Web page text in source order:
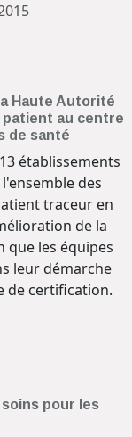
Haute Autorité
patient au centre
de santé
établissements
des
traceur en
de la
que les équipes
leur démarche
de certification.
pour les